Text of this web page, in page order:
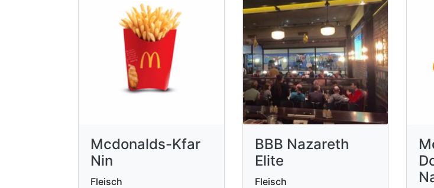
Mcdonalds-Kfar
Nin
Fleisch
BBB Nazareth
Elite
Fleisch